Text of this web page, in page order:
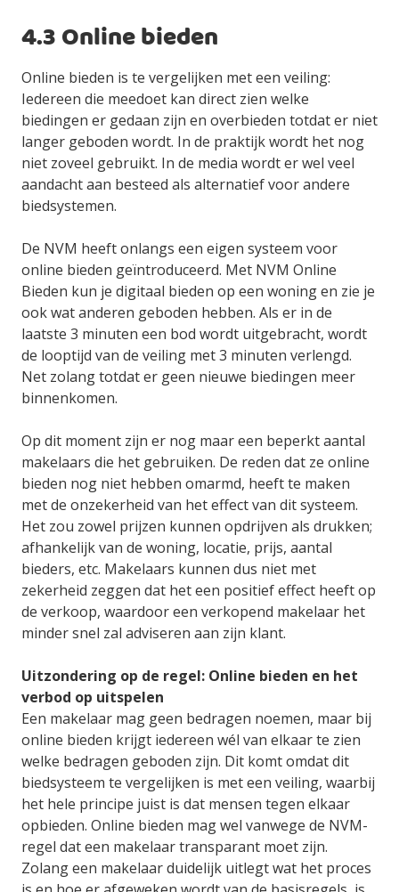
4.3 Online bieden
Online bieden is te vergelijken met een veiling:
Iedereen die meedoet kan direct zien welke
biedingen er gedaan zijn en overbieden totdat er niet
langer geboden wordt. In de praktijk wordt het nog
niet zoveel gebruikt. In de media wordt er wel veel
aandacht aan besteed als alternatief voor andere
biedsystemen.
De NVM heeft onlangs een eigen systeem voor
online bieden geïntroduceerd. Met NVM Online
Bieden kun je digitaal bieden op een woning en zie je
ook wat anderen geboden hebben. Als er in de
laatste 3 minuten een bod wordt uitgebracht, wordt
de looptijd van de veiling met 3 minuten verlengd.
Net zolang totdat er geen nieuwe biedingen meer
binnenkomen.
Op dit moment zijn er nog maar een beperkt aantal
makelaars die het gebruiken. De reden dat ze online
bieden nog niet hebben omarmd, heeft te maken
met de onzekerheid van het effect van dit systeem.
Het zou zowel prijzen kunnen opdrijven als drukken;
afhankelijk van de woning, locatie, prijs, aantal
bieders, etc. Makelaars kunnen dus niet met
zekerheid zeggen dat het een positief effect heeft op
de verkoop, waardoor een verkopend makelaar het
minder snel zal adviseren aan zijn klant.
Uitzondering op de regel: Online bieden en het
verbod op uitspelen
Een makelaar mag geen bedragen noemen, maar bij
online bieden krijgt iedereen wél van elkaar te zien
welke bedragen geboden zijn. Dit komt omdat dit
biedsysteem te vergelijken is met een veiling, waarbij
het hele principe juist is dat mensen tegen elkaar
opbieden. Online bieden mag wel vanwege de NVM-
regel dat een makelaar transparant moet zijn.
Zolang een makelaar duidelijk uitlegt wat het proces